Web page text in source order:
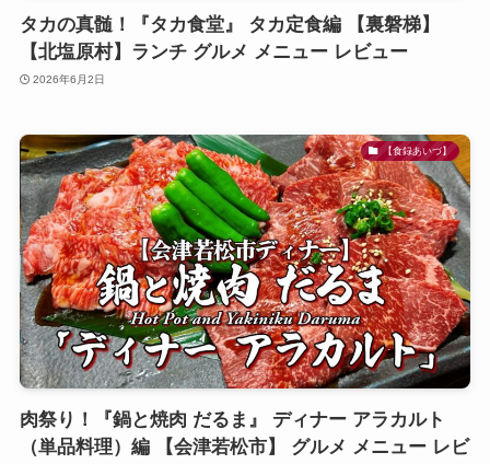
タカの真髄！『タカ食堂』 タカ定食編 【裏磐梯】
【北塩原村】ランチ グルメ メニュー レビュー
2026年6月2日
【食録あいづ】
肉祭り！『鍋と焼肉 だるま』 ディナー アラカルト
（単品料理）編 【会津若松市】 グルメ メニュー レビ